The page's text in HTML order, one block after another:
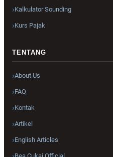
Kalkulator Sounding
Kurs Pajak
TENTANG
About Us
FAQ
Kontak
Artikel
English Articles